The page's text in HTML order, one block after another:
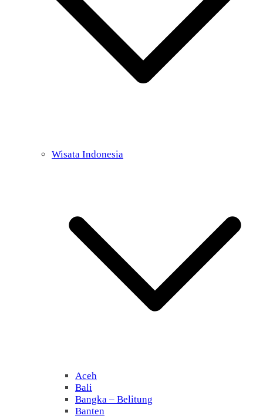
Wisata Indonesia
Aceh
Bali
Bangka – Belitung
Banten